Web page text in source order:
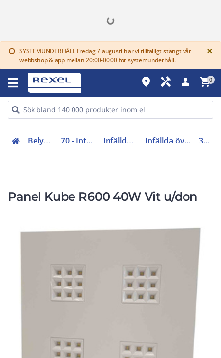
info SYSTEMUNDERHÅLL Fredag 7 augusti har vi tillfälligt stängt vår
webbshop & app mellan 20:00-00:00 för systemunderhåll.
×
place handyman person shopping_cart0
Belysning (70-83) 70 - Interiörarmaturer Infällda Takarmaturer Infällda övriga Takarmaturer 3323800
Panel Kube R600 40W Vit u/don